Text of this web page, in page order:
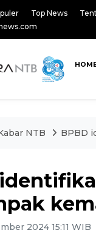
Top News
NTB BPBD
2024 15:11 WIB